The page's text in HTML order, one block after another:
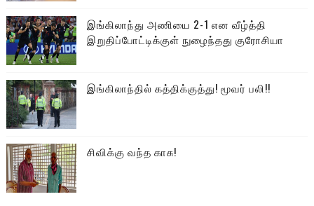
இங்கிலாந்து அணியை 2-1 என வீழ்த்தி
இறுதிப்போட்டிக்குள் நுழைந்தது குரோசியா
இங்கிலாந்தில் கத்திக்குத்து! மூவர் பலி!!
சிவிக்கு வந்த காசு!